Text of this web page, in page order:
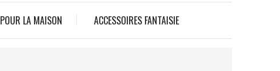
POUR LA MAISON ACCESSOIRES FANTAISIE